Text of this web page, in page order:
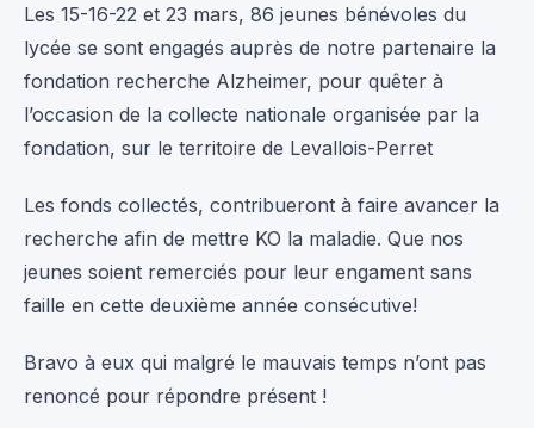
Les 15-16-22 et 23 mars, 86 jeunes bénévoles du
lycée se sont engagés auprès de notre partenaire la
fondation recherche Alzheimer, pour quêter à
l’occasion de la collecte nationale organisée par la
fondation, sur le territoire de Levallois-Perret
Les fonds collectés, contribueront à faire avancer la
recherche afin de mettre KO la maladie. Que nos
jeunes soient remerciés pour leur engament sans
faille en cette deuxième année consécutive!
Bravo à eux qui malgré le mauvais temps n’ont pas
renoncé pour répondre présent !